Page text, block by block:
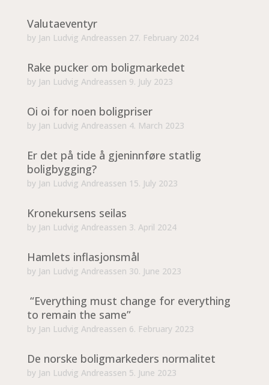
Valutaeventyr
by Jan Ludvig Andreassen 27. February 2024
Rake pucker om boligmarkedet
by Jan Ludvig Andreassen 9. July 2023
Oi oi for noen boligpriser
by Jan Ludvig Andreassen 4. March 2023
Er det på tide å gjeninnføre statlig
boligbygging?
by Jan Ludvig Andreassen 15. July 2023
Kronekursens seilas
by Jan Ludvig Andreassen 3. April 2024
Hamlets inflasjonsmål
by Jan Ludvig Andreassen 30. June 2023
“Everything must change for everything
to remain the same”
by Jan Ludvig Andreassen 6. February 2023
De norske boligmarkeders normalitet
by Jan Ludvig Andreassen 5. June 2023